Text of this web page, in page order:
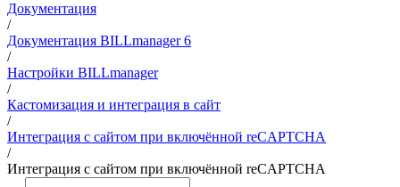
Документация
/
Документация BILLmanager 6
/
Настройки BILLmanager
/
Кастомизация и интеграция в сайт
/
Интеграция с сайтом при включённой reCAPTCHA
/
Интеграция с сайтом при включённой reCAPTCHA